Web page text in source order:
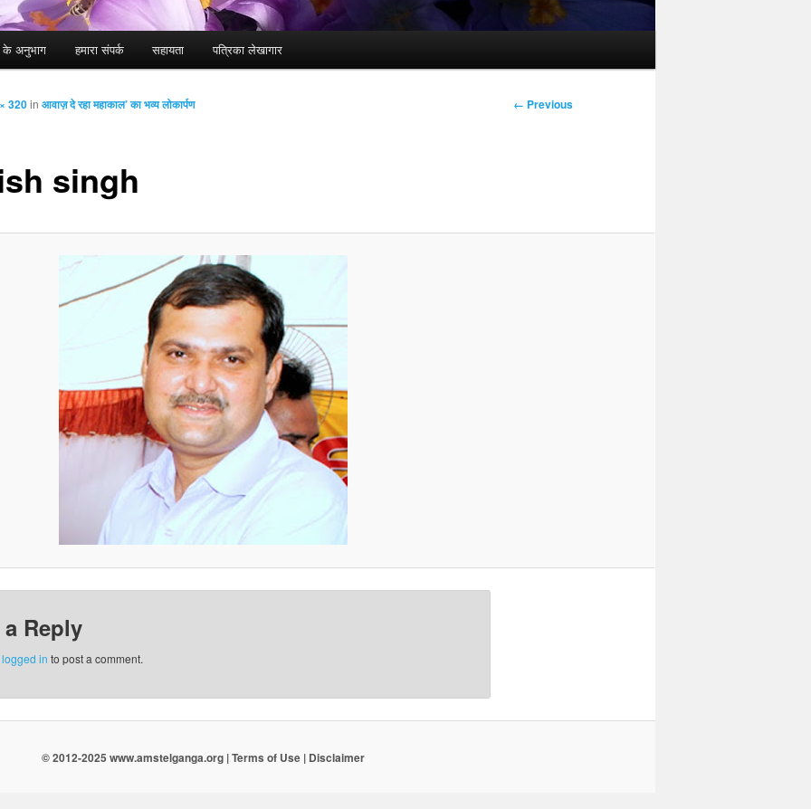
के अनुभाग हमारा संपर्क सहायता पत्रिका लेखागार
Image
← Previous
singh
320in आवाज़ दे रहा महाकाल’ का भव्य लोकार्पण
a Reply
logged in to post a comment.
© 2012-2025 www.amstelganga.org | Terms of Use | Disclaimer